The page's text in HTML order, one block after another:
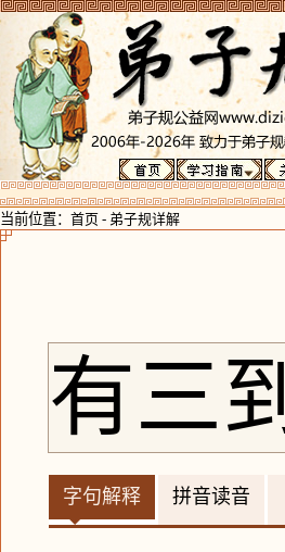
当前位置： 首页 - 弟子规详解
有三到
字句解释 拼音读音